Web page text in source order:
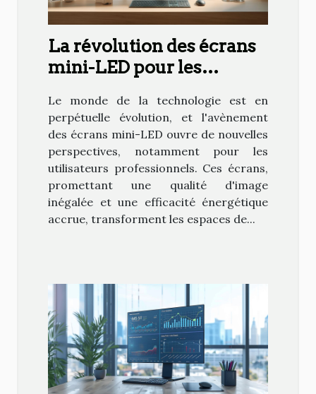
La révolution des écrans
mini-LED pour les
professionnels
Le monde de la technologie est en
perpétuelle évolution, et l'avènement
des écrans mini-LED ouvre de nouvelles
perspectives, notamment pour les
utilisateurs professionnels. Ces écrans,
promettant une qualité d'image
inégalée et une efficacité énergétique
accrue, transforment les espaces de...